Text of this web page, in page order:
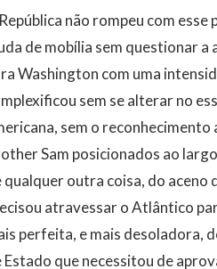
não rompeu com
de mobília sem questionar
Washington com uma
sem se alterar no
sem o
Sam posicionados ao
qualquer outra coisa, do aceno
atravessar o Atlântico
perfeita, e mais desoladora,
Estado que necessitou de